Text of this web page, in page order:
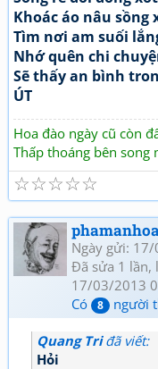
Khoác áo nâu sồng
Tìm nơi am suối
Nhớ quên chi
Sẽ thấy an bình
ÚT
Hoa đào ngày cũ còn
Thấp thoáng bên song
☆
☆
☆
☆
☆
Ngày gửi:
Đã sửa 1 lần,
17/03/2013
Có
8 người
Quang Triđã viết:
Hỏi